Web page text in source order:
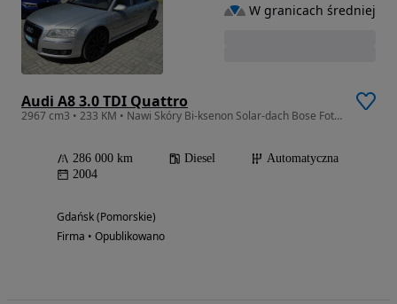
Audi A8 3.0 TDI Quattro
2967 cm3 • 233 KM • Nawi Skóry Bi-ksenon Solar-dach Bose Fotele Komforty Bezwypadkowy
286 000 km Diesel
Automatyczna
2004
Gdańsk (Pomorskie)
Firma • Opublikowano
W granicach średniej